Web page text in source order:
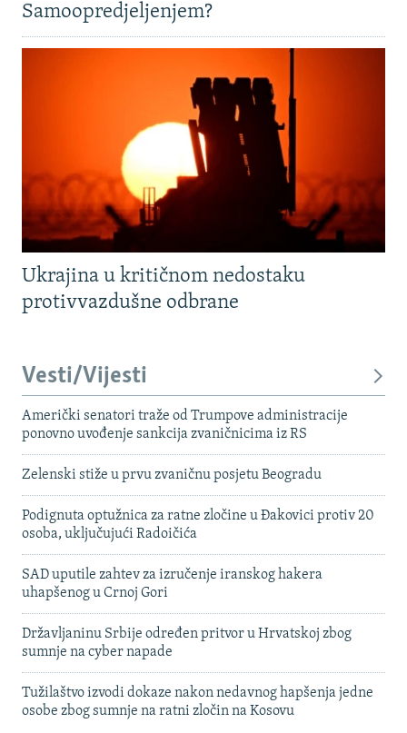
Samoopredjeljenjem?
Ukrajina u kritičnom nedostaku
protivvazdušne odbrane
Vesti/Vijesti
Američki senatori traže od Trumpove administracije
ponovno uvođenje sankcija zvaničnicima iz RS
Zelenski stiže u prvu zvaničnu posjetu Beogradu
Podignuta optužnica za ratne zločine u Đakovici protiv 20
osoba, uključujući Radoičića
SAD uputile zahtev za izručenje iranskog hakera
uhapšenog u Crnoj Gori
Državljaninu Srbije određen pritvor u Hrvatskoj zbog
sumnje na cyber napade
Tužilaštvo izvodi dokaze nakon nedavnog hapšenja jedne
osobe zbog sumnje na ratni zločin na Kosovu